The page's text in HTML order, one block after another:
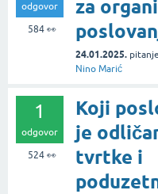
odgovor
584👀
za
24.01.2025. pitanje
Nino Marić
1
odgovor
524👀
Koji
je
tvrtke i